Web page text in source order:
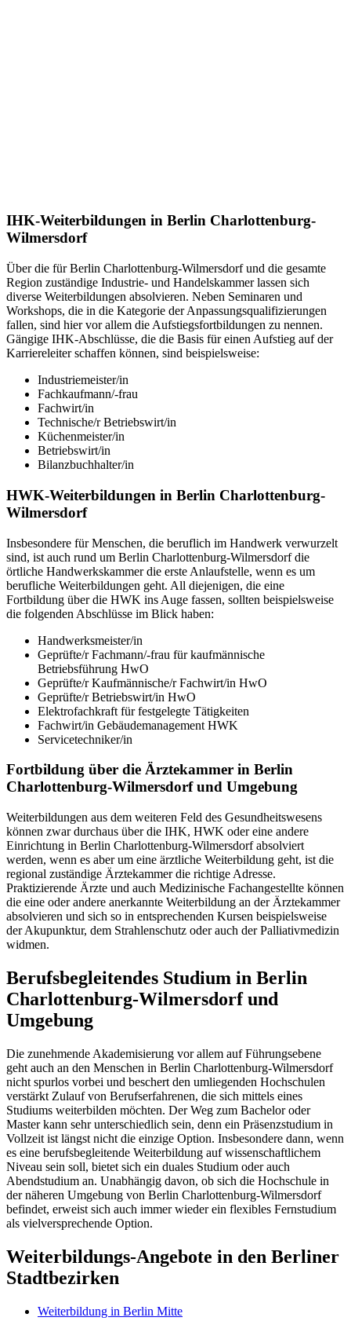
IHK-Weiterbildungen in Berlin Charlottenburg-
Wilmersdorf
Über die für Berlin Charlottenburg-Wilmersdorf und die gesamte
Region zuständige Industrie- und Handelskammer lassen sich
diverse Weiterbildungen absolvieren. Neben Seminaren und
Workshops, die in die Kategorie der Anpassungsqualifizierungen
fallen, sind hier vor allem die Aufstiegsfortbildungen zu nennen.
Gängige IHK-Abschlüsse, die die Basis für einen Aufstieg auf der
Karriereleiter schaffen können, sind beispielsweise:
Industriemeister/in
Fachkaufmann/-frau
Fachwirt/in
Technische/r Betriebswirt/in
Küchenmeister/in
Betriebswirt/in
Bilanzbuchhalter/in
HWK-Weiterbildungen in Berlin Charlottenburg-
Wilmersdorf
Insbesondere für Menschen, die beruflich im Handwerk verwurzelt
sind, ist auch rund um Berlin Charlottenburg-Wilmersdorf die
örtliche Handwerkskammer die erste Anlaufstelle, wenn es um
berufliche Weiterbildungen geht. All diejenigen, die eine
Fortbildung über die HWK ins Auge fassen, sollten beispielsweise
die folgenden Abschlüsse im Blick haben:
Handwerksmeister/in
Geprüfte/r Fachmann/-frau für kaufmännische
Betriebsführung HwO
Geprüfte/r Kaufmännische/r Fachwirt/in HwO
Geprüfte/r Betriebswirt/in HwO
Elektrofachkraft für festgelegte Tätigkeiten
Fachwirt/in Gebäudemanagement HWK
Servicetechniker/in
Fortbildung über die Ärztekammer in Berlin
Charlottenburg-Wilmersdorf und Umgebung
Weiterbildungen aus dem weiteren Feld des Gesundheitswesens
können zwar durchaus über die IHK, HWK oder eine andere
Einrichtung in Berlin Charlottenburg-Wilmersdorf absolviert
werden, wenn es aber um eine ärztliche Weiterbildung geht, ist die
regional zuständige Ärztekammer die richtige Adresse.
Praktizierende Ärzte und auch Medizinische Fachangestellte können
die eine oder andere anerkannte Weiterbildung an der Ärztekammer
absolvieren und sich so in entsprechenden Kursen beispielsweise
der Akupunktur, dem Strahlenschutz oder auch der Palliativmedizin
widmen.
Berufsbegleitendes Studium in Berlin
Charlottenburg-Wilmersdorf und
Umgebung
Die zunehmende Akademisierung vor allem auf Führungsebene
geht auch an den Menschen in Berlin Charlottenburg-Wilmersdorf
nicht spurlos vorbei und beschert den umliegenden Hochschulen
verstärkt Zulauf von Berufserfahrenen, die sich mittels eines
Studiums weiterbilden möchten. Der Weg zum Bachelor oder
Master kann sehr unterschiedlich sein, denn ein Präsenzstudium in
Vollzeit ist längst nicht die einzige Option. Insbesondere dann, wenn
es eine berufsbegleitende Weiterbildung auf wissenschaftlichem
Niveau sein soll, bietet sich ein duales Studium oder auch
Abendstudium an. Unabhängig davon, ob sich die Hochschule in
der näheren Umgebung von Berlin Charlottenburg-Wilmersdorf
befindet, erweist sich auch immer wieder ein flexibles Fernstudium
als vielversprechende Option.
Weiterbildungs-Angebote in den Berliner
Stadtbezirken
Weiterbildung in Berlin Mitte